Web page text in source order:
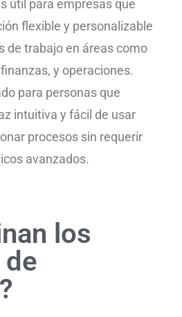
útil para empresas que
flexible y personalizable
de trabajo en áreas como
y operaciones.
para personas que
intuitiva y fácil de usar
procesos sin requerir
avanzados.
los